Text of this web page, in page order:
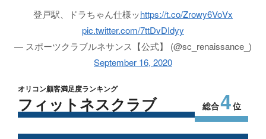
登戸駅、ドラちゃん仕様ッhttps://t.co/Zrowy6VoVx
pic.twitter.com/7ttDvDIdyy
— スポーツクラブルネサンス【公式】 (@sc_renaissance_)
September 16, 2020
オリコン顧客満足度ランキング
フィットネスクラブ 総合4位